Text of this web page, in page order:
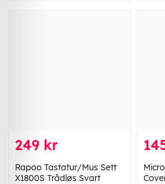
249 kr
Rapoo Tastatur/Mus Sett
X1800S Trådløs Svart